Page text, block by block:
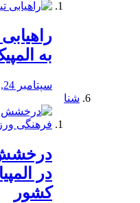
به
سپتامبر 24, 2019
شنا
درخشش
در
کشور